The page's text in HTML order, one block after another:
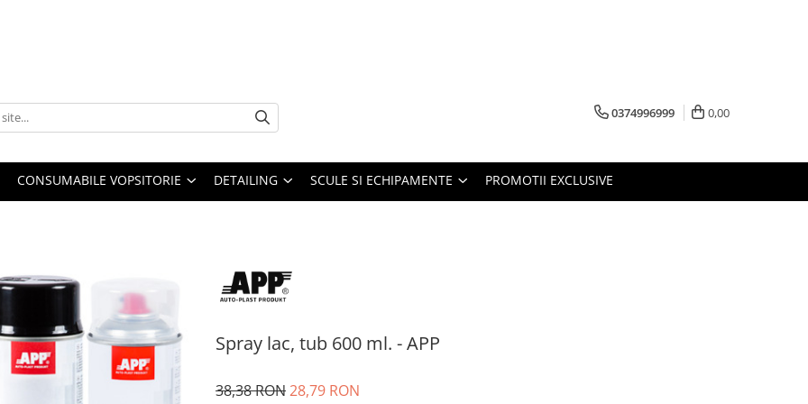
0374996999 0,00
CONSUMABILE VOPSITORIE DETAILING SCULE SI ECHIPAMENTE PROMOTII EXCLUSIVE
Spray lac, tub 600 ml. - APP
38,38 RON28,79 RON